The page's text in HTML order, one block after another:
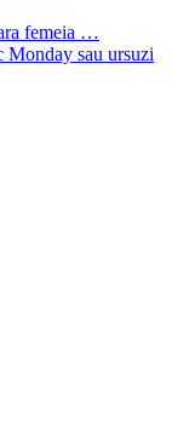
femeia …
Monday sau ursuzi